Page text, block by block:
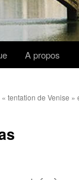
A propos
tentation de Venise »